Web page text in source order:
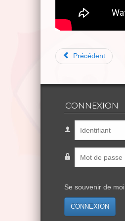
Précédent
CONNEXION
Se souvenir de moi
CONNEXION